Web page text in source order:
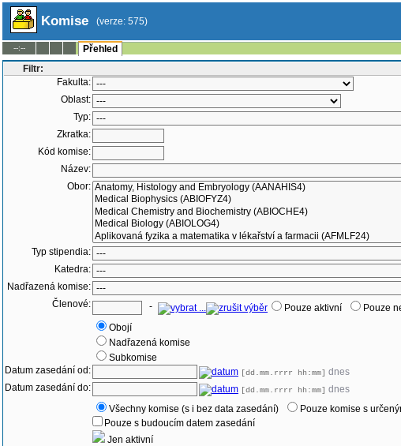
Komise (verze: 575)
--:--
Přehled
Filtr:
Fakulta:
Oblast:
Typ:
Zkratka:
Kód komise:
Název:
Obor:
Typ stipendia:
Katedra:
Nadřazená komise:
Členové:
- Pouze aktivní Pouze
Obojí
Nadřazená komise
Subkomise
Datum zasedání od:
[dd.mm.rrrr hh:mm] dnes
Datum zasedání do:
[dd.mm.rrrr hh:mm] dnes
Všechny komise (s i bez data zasedání)
Pouze komise s
Pouze s budoucím datem zasedání
Jen aktivní